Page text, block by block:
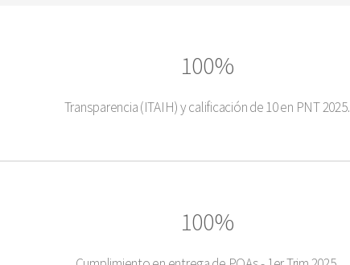
100%
Transparencia (ITAIH) y calificación de 10 en PNT 2025.
100%